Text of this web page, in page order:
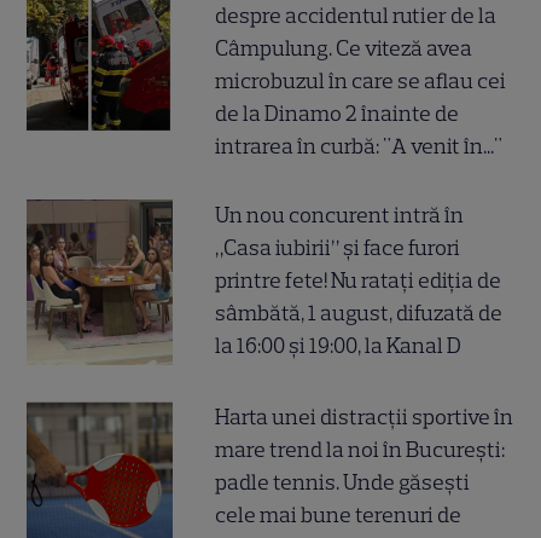
despre accidentul rutier de la
Câmpulung. Ce viteză avea
microbuzul în care se aflau cei
de la Dinamo 2 înainte de
intrarea în curbă: "A venit în..."
Un nou concurent intră în
„Casa iubirii” și face furori
printre fete! Nu ratați ediția de
sâmbătă, 1 august, difuzată de
la 16:00 și 19:00, la Kanal D
Harta unei distracții sportive în
mare trend la noi în București:
padle tennis. Unde găsești
cele mai bune terenuri de